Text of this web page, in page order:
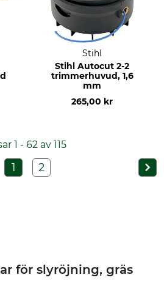
Stihl
Stihl Autocut 2-2
trimmerhuvud, 1,6
mm
265,00 kr
1 - 62 av 115
1 2
för slyröjning, gräs